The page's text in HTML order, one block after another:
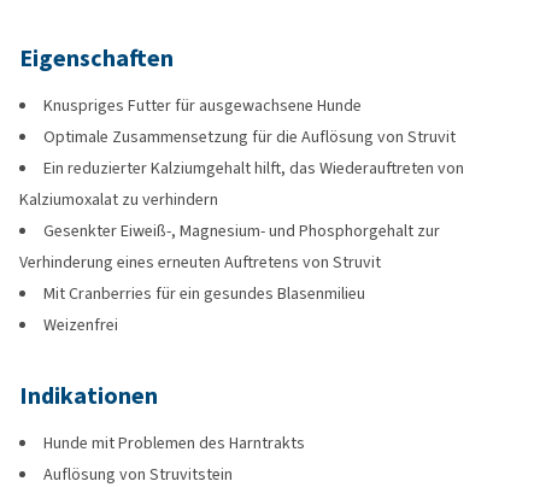
Eigenschaften
Knuspriges Futter für ausgewachsene Hunde
Optimale Zusammensetzung für die Auflösung von Struvit
Ein reduzierter Kalziumgehalt hilft, das Wiederauftreten von
Kalziumoxalat zu verhindern
Gesenkter Eiweiß-, Magnesium- und Phosphorgehalt zur
Verhinderung eines erneuten Auftretens von Struvit
Mit Cranberries für ein gesundes Blasenmilieu
Weizenfrei
Indikationen
Hunde mit Problemen des Harntrakts
Auflösung von Struvitstein